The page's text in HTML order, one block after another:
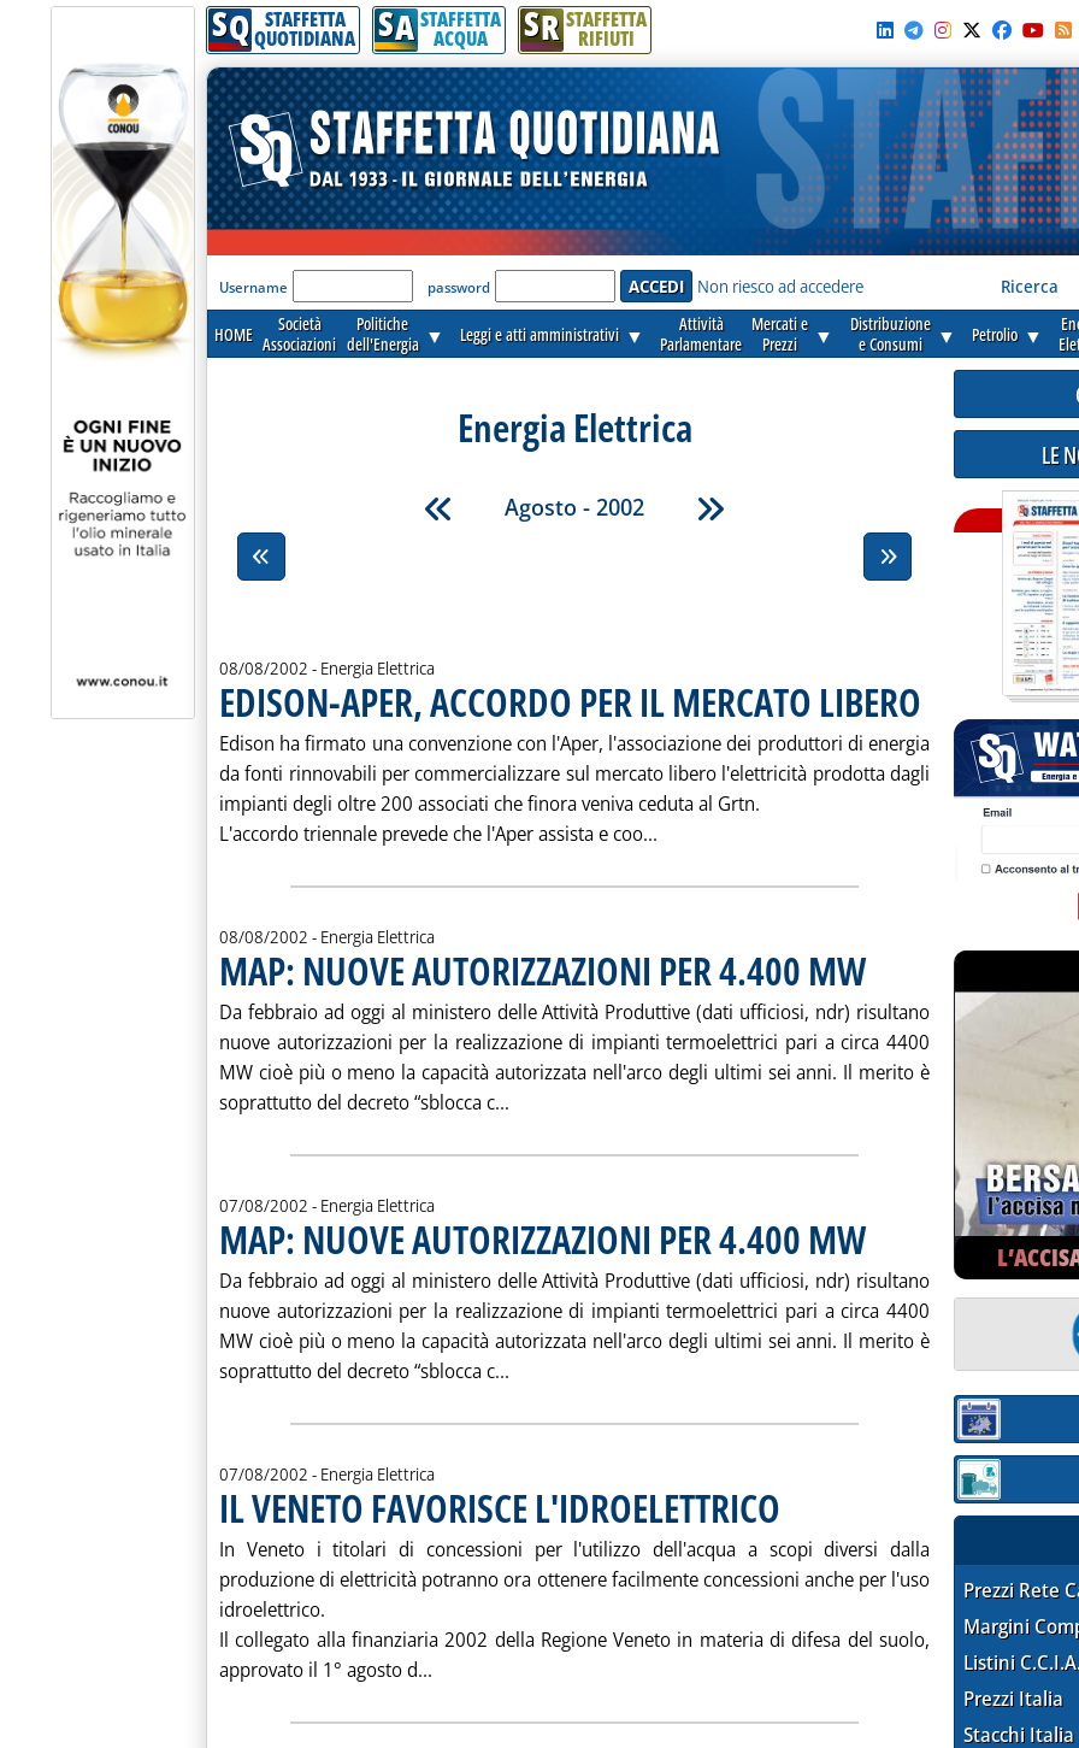
SQ STAFFETTA
QUOTIDIANA SA STAFFETTA
ACQUA SR STAFFETTA
RIFIUTI
'Modulo Login per accedere'
Username password Non riesco ad accedere Ricerca
HOME
Società
Associazioni
Politiche
dell'Energia ▼ Leggi e atti amministrativi ▼
Attività
Parlamentare
Mercati e
Prezzi
▼
Distribuzione
e Consumi
▼ Petrolio ▼
Energia Elettrica
Agosto - 2002
08/08/2002 - Energia Elettrica
EDISON-APER, ACCORDO PER IL MERCATO LIBERO . Pubblicata giovedì 08
Edison ha firmato una convenzione con l'Aper, l'associazione dei produttori di energia
da fonti rinnovabili per commercializzare sul mercato libero l'elettricità prodotta dagli
impianti degli oltre 200 associati che finora veniva ceduta al Grtn.
L'accordo triennale prevede che l'Aper assista e coo...
08/08/2002 - Energia Elettrica
MAP: NUOVE AUTORIZZAZIONI PER 4.400 MW. Pubblicata giovedì 08 agosto 2002
Da febbraio ad oggi al ministero delle Attività Produttive (dati ufficiosi, ndr) risultano
nuove autorizzazioni per la realizzazione di impianti termoelettrici pari a circa 4400
MW cioè più o meno la capacità autorizzata nell'arco degli ultimi sei anni. Il merito è
soprattutto del decreto “sblocca c... Leggi tutta la notizia: 'MAP: NUOVE AUTORIZZAZIONI PER 4.400
07/08/2002 - Energia Elettrica
MAP: NUOVE AUTORIZZAZIONI PER 4.400 MW. Pubblicata mercoledì 07 agosto
Da febbraio ad oggi al ministero delle Attività Produttive (dati ufficiosi, ndr) risultano
nuove autorizzazioni per la realizzazione di impianti termoelettrici pari a circa 4400
MW cioè più o meno la capacità autorizzata nell'arco degli ultimi sei anni. Il merito è
soprattutto del decreto “sblocca c... Leggi tutta la notizia: 'MAP: NUOVE AUTORIZZAZIONI PER 4.400
07/08/2002 - Energia Elettrica
IL VENETO FAVORISCE L'IDROELETTRICO . Pubblicata mercoledì 07 agosto 2002 alle 15.28.
In Veneto i titolari di concessioni per l'utilizzo dell'acqua a scopi diversi dalla
produzione di elettricità potranno ora ottenere facilmente concessioni anche per l'uso
idroelettrico.
Il collegato alla finanziaria 2002 della Regione Veneto in materia di difesa del suolo,
approvato il 1° agosto d... Leggi tutta la notizia: 'IL VENETO FAVORISCE L'IDROELETTRICO'
LE
Sezione:
Sezione:
Prezzi Rete
Margini
Listini
Prezzi Italia
Stacchi Italia